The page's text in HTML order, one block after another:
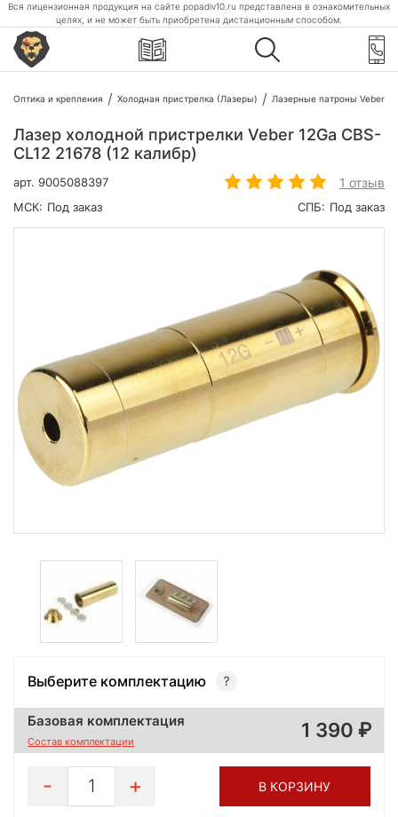
Вся лицензионная продукция на сайте popadiv10.ru представлена в ознакомительных
целях, и не может быть приобретена дистанционным способом.
Оптика и крепления Холодная пристрелка (Лазеры) Лазерные патроны Veber
Лазер холодной пристрелки Veber 12Ga CBS-
CL12 21678 (12 калибр)
арт. 9005088397 1 отзыв
МСК: Под заказ СПБ: Под заказ
Выберите комплектацию
Базовая комплектация
Состав комплектации 1 390
1 В КОРЗИНУ